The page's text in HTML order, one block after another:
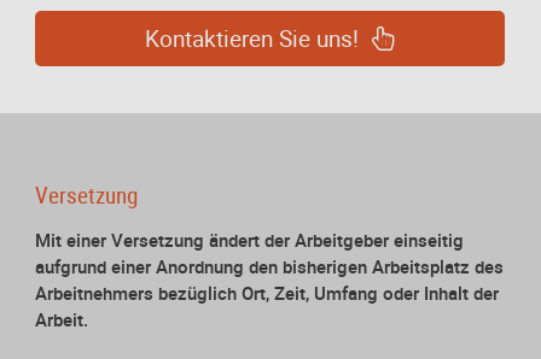
Kontaktieren Sie uns!
Versetzung
Mit einer Versetzung ändert der Arbeitgeber einseitig
aufgrund einer Anordnung den bisherigen Arbeitsplatz des
Arbeitnehmers bezüglich Ort, Zeit, Umfang oder Inhalt der
Arbeit.